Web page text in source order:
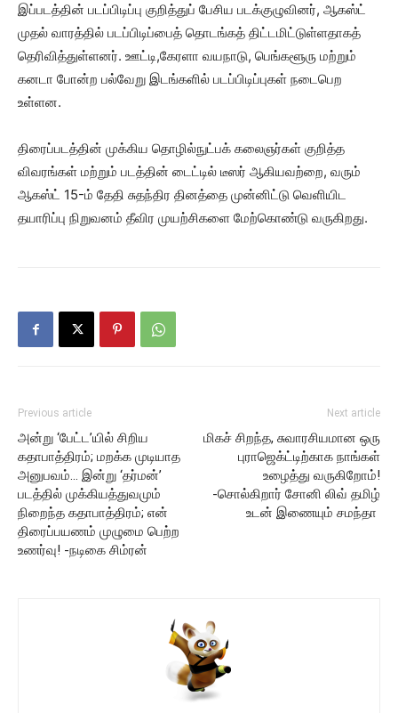
இப்படத்தின் படப்பிடிப்பு குறித்துப் பேசிய படக்குழுவினர், ஆகஸ்ட்
முதல் வாரத்தில் படப்பிடிப்பைத் தொடங்கத் திட்டமிட்டுள்ளதாகத்
தெரிவித்துள்ளனர். ஊட்டி,கேரளா வயநாடு, பெங்களூரு மற்றும்
கனடா போன்ற பல்வேறு இடங்களில் படப்பிடிப்புகள் நடைபெற
உள்ளன.
திரைப்படத்தின் முக்கிய தொழில்நுட்பக் கலைஞர்கள் குறித்த
விவரங்கள் மற்றும் படத்தின் டைட்டில் டீஸர் ஆகியவற்றை, வரும்
ஆகஸ்ட் 15-ம் தேதி சுதந்திர தினத்தை முன்னிட்டு வெளியிட
தயாரிப்பு நிறுவனம் தீவிர முயற்சிகளை மேற்கொண்டு வருகிறது.
Previous article
அன்று ‘பேட்ட’யில் சிறிய
கதாபாத்திரம்; மறக்க முடியாத
அனுபவம்… இன்று ‘தர்மன்’
படத்தில் முக்கியத்துவமும்
நிறைந்த கதாபாத்திரம்; என்
திரைப்பயணம் முழுமை பெற்ற
உணர்வு! -நடிகை சிம்ரன்
Next article
மிகச் சிறந்த, சுவாரசியமான ஒரு
புராஜெக்ட்டிற்காக நாங்கள்
உழைத்து வருகிறோம்!
-சொல்கிறார் சோனி லிவ் தமிழ்
உடன் இணையும் சமந்தா